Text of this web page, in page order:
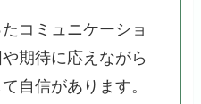
コミュニケーショ
期待に応えながら
自信があります。